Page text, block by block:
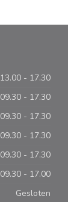
13.00 - 17.30
09.30 - 17.30
09.30 - 17.30
09.30 - 17.30
09.30 - 17.30
09.30 - 17.00
Gesloten